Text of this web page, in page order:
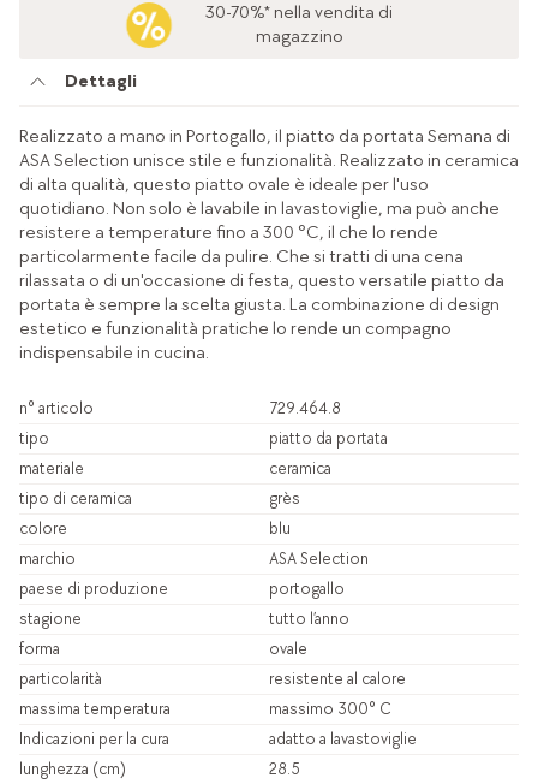
30-70%* nella vendita di
magazzino
Dettagli
Realizzato a mano in Portogallo, il piatto da portata Semana di
ASA Selection unisce stile e funzionalità. Realizzato in ceramica
di alta qualità, questo piatto ovale è ideale per l'uso
quotidiano. Non solo è lavabile in lavastoviglie, ma può anche
resistere a temperature fino a 300 °C, il che lo rende
particolarmente facile da pulire. Che si tratti di una cena
rilassata o di un'occasione di festa, questo versatile piatto da
portata è sempre la scelta giusta. La combinazione di design
estetico e funzionalità pratiche lo rende un compagno
indispensabile in cucina.
n° articolo
729.464.8
tipo
piatto da portata
materiale
ceramica
tipo di ceramica
grès
colore
blu
marchio
ASA Selection
paese di produzione
portogallo
stagione
tutto l’anno
forma
ovale
particolarità
resistente al calore
massima temperatura
massimo 300° C
Indicazioni per la cura
adatto a lavastoviglie
lunghezza (cm)
28.5